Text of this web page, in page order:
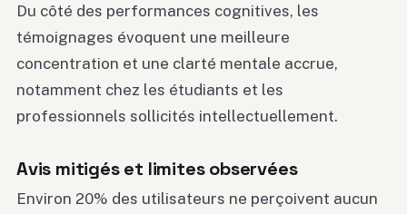
Du côté des performances cognitives, les
témoignages évoquent une meilleure
concentration et une clarté mentale accrue,
notamment chez les étudiants et les
professionnels sollicités intellectuellement.
Avis mitigés et limites observées
Environ 20% des utilisateurs ne perçoivent aucun